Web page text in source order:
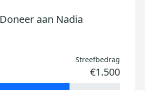
Doneer aan Nadia
Streefbedrag
€1.500